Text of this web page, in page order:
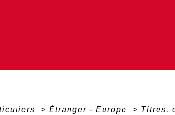
> Étranger - Europe > Titres,